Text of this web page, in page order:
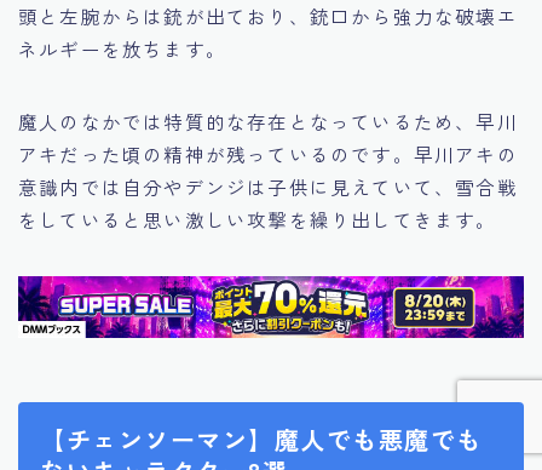
頭と左腕からは銃が出ており、銃口から強力な破壊エ
ネルギーを放ちます。
魔人のなかでは特質的な存在となっているため、早川
アキだった頃の精神が残っているのです。早川アキの
意識内では自分やデンジは子供に見えていて、雪合戦
をしていると思い激しい攻撃を繰り出してきます。
【チェンソーマン】魔人でも悪魔でも